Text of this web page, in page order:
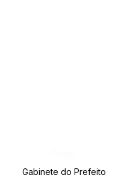
Gabinete do Prefeito